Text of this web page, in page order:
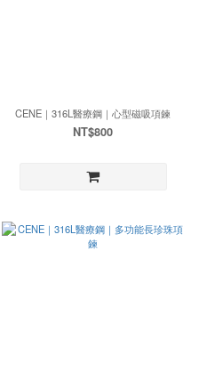
CENE｜316L醫療鋼｜心型磁吸項鍊
NT$800